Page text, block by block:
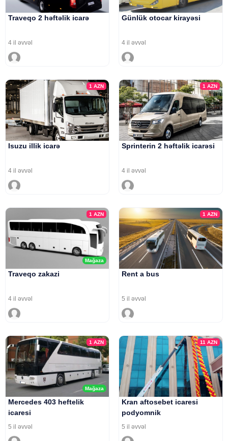
Traveqo 2 həftəlik icarə
4 il əvvəl
Günlük otocar kirayəsi
4 il əvvəl
1AZN
Isuzu illik icarə
4 il əvvəl
1 AZN
Sprinterin 2 həftəlik icarəsi
4 il əvvəl
Mağaza
1AZN
Traveqo zakazi
4 il əvvəl
1 AZN
Rent a bus
5 il əvvəl
Mağaza
1AZN
Mercedes 403 heftelik
icaresi
5 il əvvəl
11 AZN
Kran aftosebet icaresi
podyomnik
5 il əvvəl